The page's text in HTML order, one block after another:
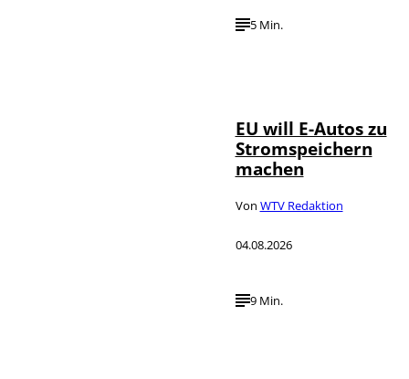
5 Min.
EU will E-Autos zu
Stromspeichern
machen
Von WTV Redaktion
04.08.2026
9 Min.